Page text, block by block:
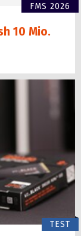
FMS 2026
10 Mio.
TEST